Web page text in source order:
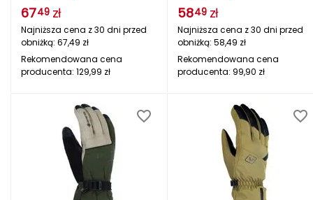
Mons Royale
Montura
6749 zł
Najniższa cena z 30 dni przed
obniżką: 67,49 zł
Rekomendowana cena
producenta: 129,99 zł
pomarańczowa
5849 zł
Najniższa cena z 30 dni przed
obniżką: 58,49 zł
Rekomendowana cena
producenta: 99,90 zł